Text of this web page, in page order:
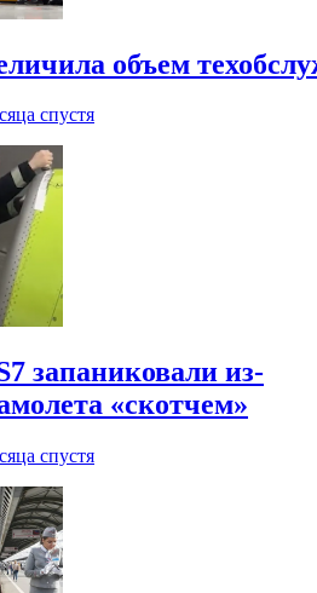
объем
спустя
запаниковали из-
«скотчем»
спустя